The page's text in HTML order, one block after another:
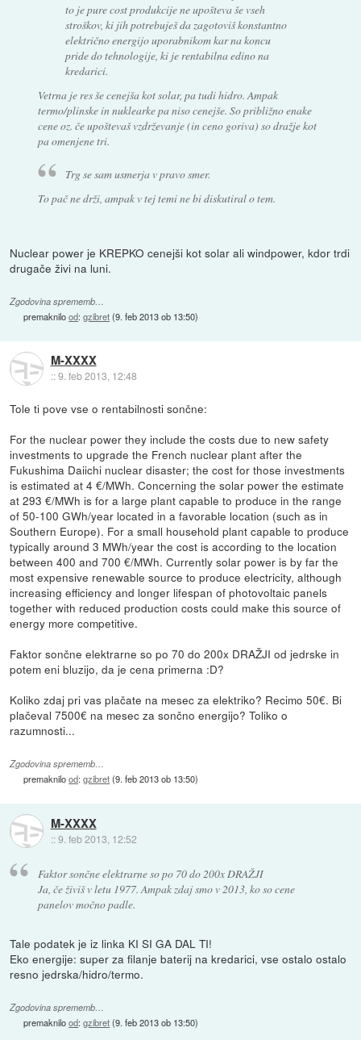
to je pure cost produkcije ne upošteva še vseh
stroškov, ki jih potrebuješ da zagotoviš konstantno
električno energijo uporabnikom kar na koncu
pride do tehnologije, ki je rentabilna edino na
kredarici.
Vetrna je res še cenejša kot solar, pa tudi hidro. Ampak
termo/plinske in nuklearke panisocenejše. So približno enake
cene oz. če upoštevaš vzdrževanje (in ceno goriva) so dražje kot
pa omenjene tri.
Trg se sam usmerja v pravo smer.
To pač ne drži, ampak v tej temi ne bi diskutiral o tem.
Nuclear power je KREPKO cenejši kot solar ali windpower, kdor trdi
drugače živi na luni.
Zgodovina sprememb…
premaknilood:gzibret(9. feb 2013 ob 13:50)
M-XXXX
::9. feb 2013, 12:48
Tole ti pove vse o rentabilnosti sončne:
For the nuclear power they include the costs due to new safety
investments to upgrade the French nuclear plant after the
Fukushima Daiichi nuclear disaster; the cost for those investments
is estimated at 4 €/MWh. Concerning the solar power the estimate
at 293 €/MWh is for a large plant capable to produce in the range
of 50-100 GWh/year located in a favorable location (such as in
Southern Europe). For a small household plant capable to produce
typically around 3 MWh/year the cost is according to the location
between 400 and 700 €/MWh. Currently solar power is by far the
most expensive renewable source to produce electricity, although
increasing efficiency and longer lifespan of photovoltaic panels
together with reduced production costs could make this source of
energy more competitive.
Faktor sončne elektrarne so po 70 do 200x DRAŽJI od jedrske in
potem eni bluzijo, da je cena primerna :D?
Koliko zdaj pri vas plačate na mesec za elektriko? Recimo 50€. Bi
plačeval 7500€ na mesec za sončno energijo? Toliko o
razumnosti...
Zgodovina sprememb…
premaknilood:gzibret(9. feb 2013 ob 13:50)
M-XXXX
::9. feb 2013, 12:52
Faktor sončne elektrarne so po 70 do 200x DRAŽJI
Ja, če živiš v letu 1977. Ampak zdaj smo v 2013, ko so cene
panelov močno padle.
Tale podatek je iz linka KI SI GA DAL TI!
Eko energije: super za filanje baterij na kredarici, vse ostalo ostalo
resno jedrska/hidro/termo.
Zgodovina sprememb…
premaknilood:gzibret(9. feb 2013 ob 13:50)